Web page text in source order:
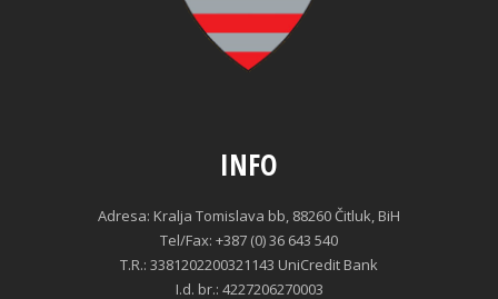
INFO
Adresa: Kralja Tomislava bb, 88260 Čitluk, BiH
Tel/Fax: +387 (0) 36 643 540
T.R.: 3381202200321143 UniCredit Bank
I.d. br.: 4227206270003